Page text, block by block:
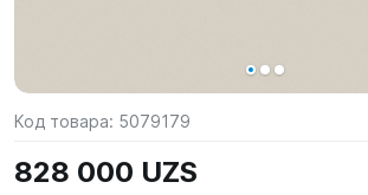
Код товара: 5079179
828 000 UZS